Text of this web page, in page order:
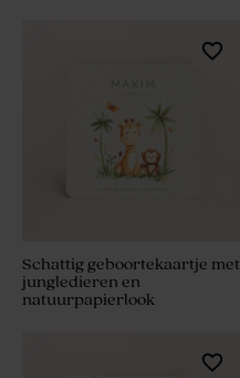
Schattig geboortekaartje met
jungledieren en
natuurpapierlook